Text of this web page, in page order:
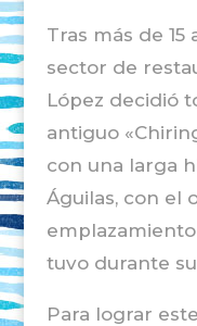
Tras más de
sector de
López decidió
antiguo
con una larga
Águilas, con el
tuvo durante
Para lograr